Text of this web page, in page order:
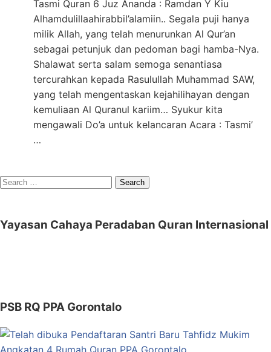
Tasmi Quran 6 Juz Ananda : Ramdan Y Kiu
Alhamdulillaahirabbil’alamiin.. Segala puji hanya
milik Allah, yang telah menurunkan Al Qur’an
sebagai petunjuk dan pedoman bagi hamba-Nya.
Shalawat serta salam semoga senantiasa
tercurahkan kepada Rasulullah Muhammad SAW,
yang telah mengentaskan kejahilihayan dengan
kemuliaan Al Quranul kariim… Syukur kita
mengawali Do’a untuk kelancaran Acara : Tasmi’
…
Search
Yayasan Cahaya Peradaban Quran Internasional
PSB RQ PPA Gorontalo